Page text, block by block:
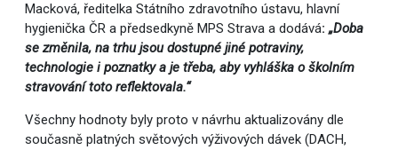
Macková, ředitelka Státního zdravotního ústavu, hlavní
hygienička ČR a předsedkyně MPS Strava a dodává: „Doba
se změnila, na trhu jsou dostupné jiné potraviny,
technologie i poznatky a je třeba, aby vyhláška o školním
stravování toto reflektovala.“
Všechny hodnoty byly proto v návrhu aktualizovány dle
současně platných světových výživových dávek (DACH,